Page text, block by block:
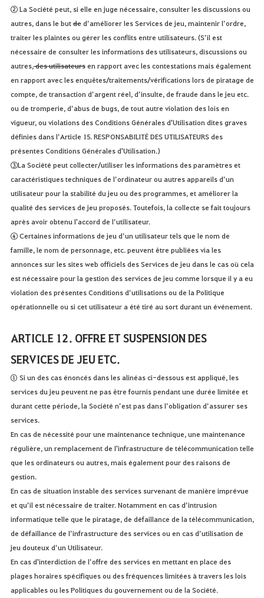
② La Société peut, si elle en juge nécessaire, consulter les discussions ou
autres, dans le butded’améliorer les Services de jeu, maintenir l’ordre,
traiter les plaintes ou gérer les conflits entre utilisateurs. (S’il est
nécessaire de consulter les informations des utilisateurs, discussions ou
autres,des utilisateursen rapport avec les contestations mais également
en rapport avec les enquêtes/traitements/vérifications lors de piratage de
compte, de transaction d’argent réel, d’insulte, de fraude dans le jeu etc.
ou de tromperie, d’abus de bugs, de tout autre violation des lois en
vigueur, ou violations des Conditions Générales d'Utilisation dites graves
définies dans l’Article 15. RESPONSABILITÉ DES UTILISATEURS des
présentes Conditions Générales d'Utilisation.)
③La Société peut collecter/utiliser les informations des paramètres et
caractéristiques techniques de l’ordinateur ou autres appareils d’un
utilisateur pour la stabilité du jeu ou des programmes, et améliorer la
qualité des services de jeu proposés. Toutefois, la collecte se fait toujours
après avoir obtenu l'accord de l’utilisateur.
④ Certaines informations de jeu d’un utilisateur tels que le nom de
famille, le nom de personnage, etc. peuvent être publiées via les
annonces sur les sites web officiels des Services de jeu dans le cas où cela
est nécessaire pour la gestion des services de jeu comme lorsque il y a eu
violation des présentes Conditions d’utilisations ou de la Politique
opérationnelle ou si cet utilisateur a été tiré au sort durant un événement.
ARTICLE 12. OFFRE ET SUSPENSION DES
SERVICES DE JEU ETC.
① Si un des cas énoncés dans les alinéas ci-dessous est appliqué, les
services du jeu peuvent ne pas être fournis pendant une durée limitée et
durant cette période, la Société n’est pas dans l’obligation d’assurer ses
services.
En cas de nécessité pour une maintenance technique, une maintenance
régulière, un remplacement de l'infrastructure de télécommunication telle
que les ordinateurs ou autres, mais également pour des raisons de
gestion.
En cas de situation instable des services survenant de manière imprévue
et qu’il est nécessaire de traiter. Notamment en cas d’intrusion
informatique telle que le piratage, de défaillance de la télécommunication,
de défaillance de l’infrastructure des services ou en cas d’utilisation de
jeu douteux d’un Utilisateur.
En cas d'interdiction de l’offre des services en mettant en place des
plages horaires spécifiques ou des fréquences limitées à travers les lois
applicables ou les Politiques du gouvernement ou de la Société.